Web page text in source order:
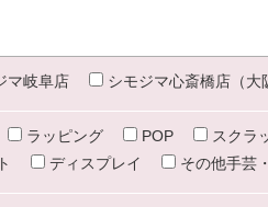
マ岐阜店 シモジマ心斎橋店（大
ラッピング POP
スクラ
ディスプレイ その他手芸